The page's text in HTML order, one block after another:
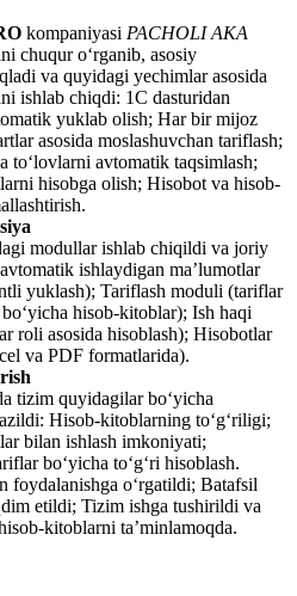
kompaniyasi PACHOLI AKA
chuqur o‘rganib, asosiy
va quyidagi yechimlar asosida
ishlab chiqdi: 1C dasturidan
yuklab olish; Har bir mijoz
asosida moslashuvchan tariflash;
to‘lovlarni avtomatik taqsimlash;
hisobga olish; Hisobot va hisob-
modullar ishlab chiqildi va joriy
ishlaydigan ma’lumotlar
yuklash); Tariflash moduli (tariflar
hisob-kitoblar); Ish haqi
roli asosida hisoblash); Hisobotlar
va PDF formatlarida).
tizim quyidagilar bo‘yicha
Hisob-kitoblarning to‘g‘riligi;
bilan ishlash imkoniyati;
bo‘yicha to‘g‘ri hisoblash.
foydalanishga o‘rgatildi; Batafsil
etildi; Tizim ishga tushirildi va
kitoblarni ta’minlamoqda.